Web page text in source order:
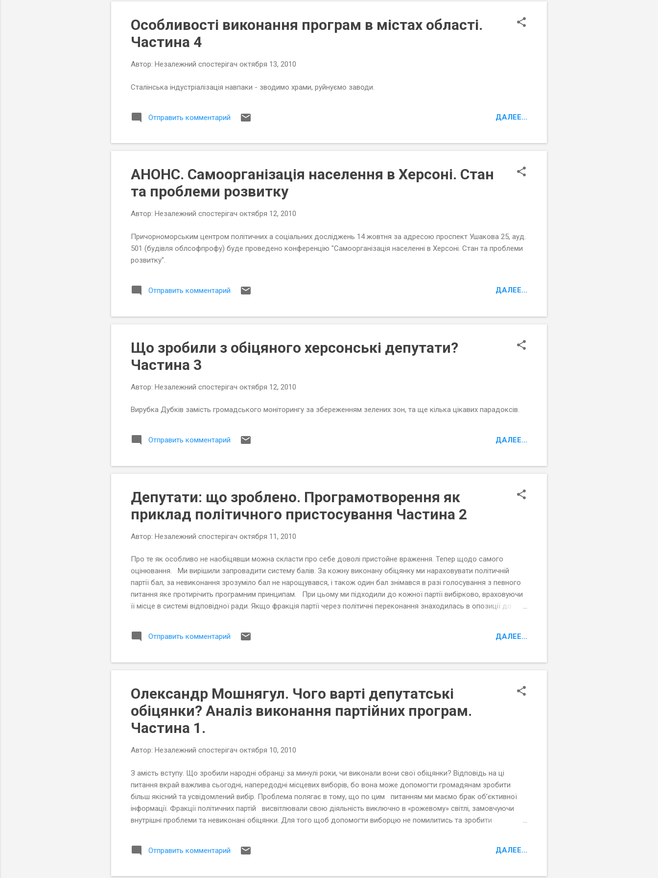
Особливості виконання програм в містах області.
Частина 4
Автор: Незалежний спостерігач октября 13, 2010
Сталінська індустріалізація навпаки - зводимо храми, руйнуємо заводи.
Отправить комментарий ДАЛЕЕ...
АНОНС. Самоорганізація населення в Херсоні. Стан
та проблеми розвитку
Автор: Незалежний спостерігач октября 12, 2010
Причорноморським центром політичних а соціальних досліджень 14 жовтня за адресою проспект Ушакова 25, ауд.
501 (будівля облсофпрофу) буде проведено конференцію "Самоорганізація населенні в Херсоні. Стан та проблеми
розвитку".
Отправить комментарий ДАЛЕЕ...
Що зробили з обіцяного херсонські депутати?
Частина 3
Автор: Незалежний спостерігач октября 12, 2010
Вирубка Дубків замість громадського моніторингу за збереженням зелених зон, та ще кілька цікавих парадоксів.
Отправить комментарий ДАЛЕЕ...
Депутати: що зроблено. Програмотворення як
приклад політичного пристосування Частина 2
Автор: Незалежний спостерігач октября 11, 2010
Про те як особливо не наобіцявши можна скласти про себе доволі пристойне враження. Тепер щодо самого
оцінювання. Ми вирішили запровадити систему балів. За кожну виконану обіцянку ми нараховувати політичній
партії бал, за невиконання зрозуміло бал не нарощувався, і також один бал знімався в разі голосування з певного
питання яке протирічить програмним принципам. При цьому ми підходили до кожної партії вибірково, враховуючи
її місце в системі відповідної ради. Якщо фракція партії через політичні переконання знаходилась в опозиції до
на розгляд сесії певне питання , але рада не підтримала його.
Отправить комментарий ДАЛЕЕ...
Олександр Мошнягул. Чого варті депутатські
обіцянки? Аналіз виконання партійних програм.
Частина 1.
Автор: Незалежний спостерігач октября 10, 2010
З амість вступу. Що зробили народні обранці за минулі роки, чи виконали вони свої обіцянки? Відповідь на ці
питання вкрай важлива сьогодні, напередодні місцевих виборів, бо вона може допомогти громадянам зробити
більш якісний та усвідомлений вибір. Проблема полягає в тому, що по цим питанням ми маємо брак об’єктивної
інформації. Фракції політичних партій висвітлювали свою діяльність виключно в «рожевому» світлі, замовчуючи
внутрішні проблеми та невиконані обіцянки. Для того щоб допомогти виборцю не помилитись та зробити
Отправить комментарий ДАЛЕЕ...